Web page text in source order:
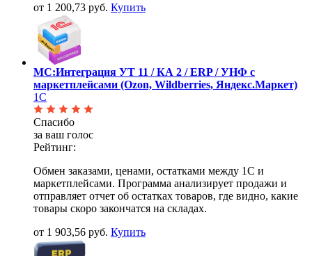
от 1 200,73 руб. Купить
МС:Интеграция УТ 11 / КА 2 / ERP / УНФ с
маркетплейсами (Ozon, Wildberries, Яндекс.Маркет)
1С
Спасибо
за ваш голос
Рейтинг:
Обмен заказами, ценами, остатками между 1С и
маркетплейсами. Программа анализирует продажи и
отправляет отчет об остатках товаров, где видно, какие
товары скоро закончатся на складах.
от 1 903,56 руб. Купить